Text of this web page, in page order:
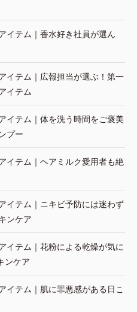
イテム｜香水好き社員が選ん
イテム｜広報担当が選ぶ！第一
イテム
イテム｜体を洗う時間をご褒美
プー
イテム｜ヘアミルク愛用者も絶
イテム｜ニキビ予防には迷わず
ンケア
イテム｜花粉による乾燥が気に
ンケア
イテム｜肌に罪悪感がある日こ